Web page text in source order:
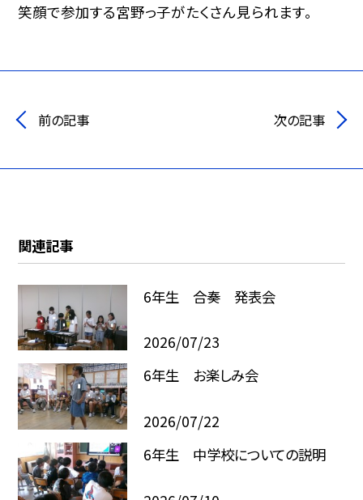
笑顔で参加する宮野っ子がたくさん見られます。
前の記事 次の記事
関連記事
6年生 合奏 発表会
2026/07/23
6年生 お楽しみ会
2026/07/22
6年生 中学校についての説明